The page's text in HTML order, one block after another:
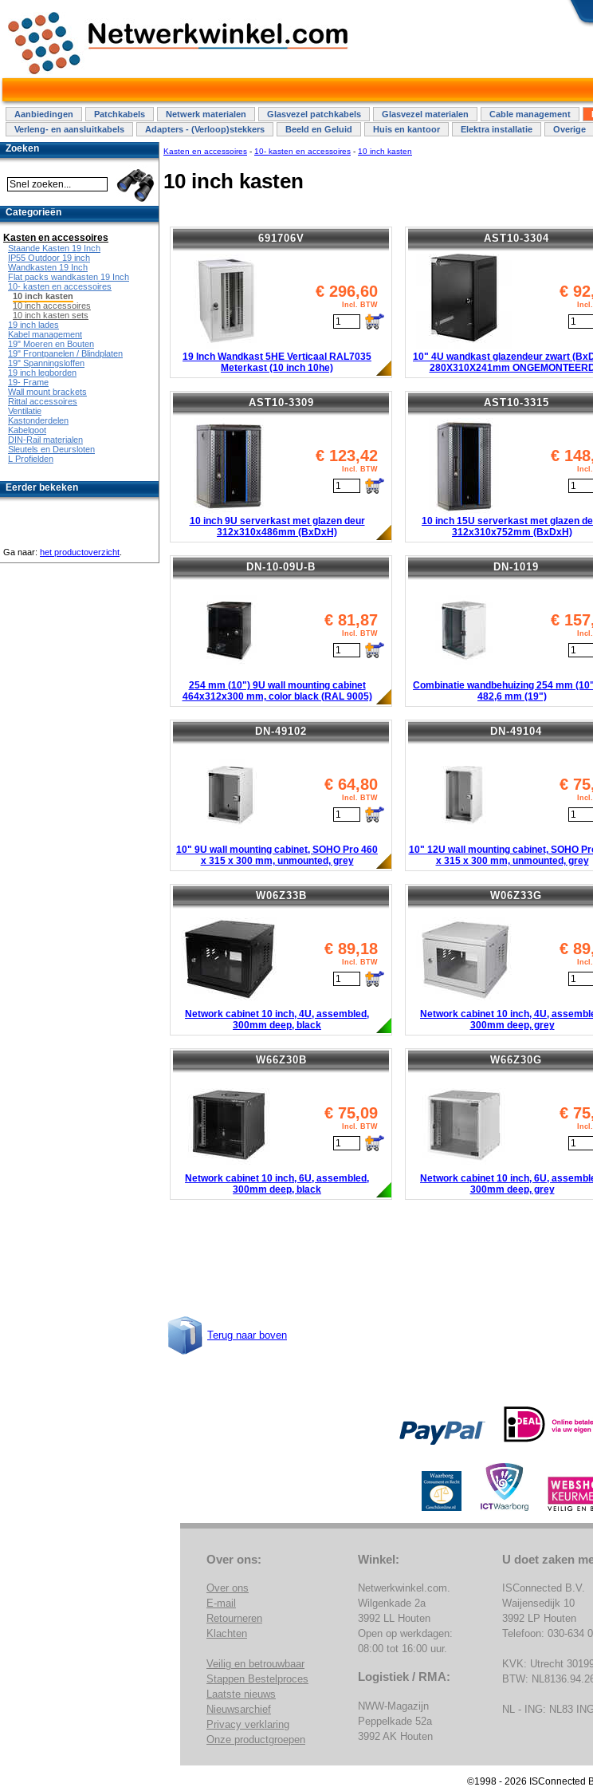
Aanbiedingen Patchkabels Netwerk materialen Glasvezel patchkabels Glasvezel materialen Cable management
Verleng- en aansluitkabels
Adapters - (Verloop)stekkers Beeld en Geluid Huis en kantoor Elektra installatie Overige
Kasten en accessoires - 10- kasten en accessoires - 10 inch kasten
10 inch kasten
691706V
€ 296,60
Incl. BTW
19 Inch Wandkast 5HE Verticaal RAL7035
Meterkast (10 inch 10he)
AST10-3304
€
10" 4U wandkast glazendeur zwart
280X310X241mm
AST10-3309
€ 123,42
Incl. BTW
10 inch 9U serverkast met glazen deur
312x310x486mm (BxDxH)
AST10-3315
€
10 inch 15U serverkast met glazen
312x310x752mm (BxDxH)
DN-10-09U-B
€ 81,87
Incl. BTW
254 mm (10") 9U wall mounting cabinet
464x312x300 mm, color black (RAL 9005)
DN-1019
€
Combinatie wandbehuizing 254 mm
482,6 mm (19")
DN-49102
€ 64,80
Incl. BTW
10" 9U wall mounting cabinet, SOHO Pro 460
x 315 x 300 mm, unmounted, grey
DN-49104
€
10" 12U wall mounting cabinet, SOHO
x 315 x 300 mm, unmounted, grey
W06Z33B
€ 89,18
Incl. BTW
Network cabinet 10 inch, 4U, assembled,
300mm deep, black
W06Z33G
€
Network cabinet 10 inch, 4U,
300mm deep, grey
W66Z30B
€ 75,09
Incl. BTW
Network cabinet 10 inch, 6U, assembled,
300mm deep, black
W66Z30G
€
Network cabinet 10 inch, 6U,
300mm deep, grey
Terug naar boven
Zoeken
Categorieën
Kasten en accessoires
Staande Kasten 19 Inch
IP55 Outdoor 19 inch
Wandkasten 19 Inch
Flat packs wandkasten 19 Inch
10- kasten en accessoires
10 inch kasten
10 inch accessoires
10 inch kasten sets
19 inch lades
Kabel management
19" Moeren en Bouten
19" Frontpanelen / Blindplaten
19" Spanningsloffen
19 inch legborden
19- Frame
Wall mount brackets
Rittal accessoires
Ventilatie
Kastonderdelen
Kabelgoot
DIN-Rail materialen
Sleutels en Deursloten
L Profielden
Eerder bekeken
Ga naar: het productoverzicht
Over ons:
Over ons
E-mail
Retourneren
Klachten
Veilig en betrouwbaar
Stappen Bestelproces
Laatste nieuws
Nieuwsarchief
Privacy verklaring
Onze productgroepen
Winkel:
Netwerkwinkel.com.
Wilgenkade 2a
3992 LL Houten
Open op werkdagen:
08:00 tot 16:00 uur.
Logistiek / RMA:
NWW-Magazijn
Peppelkade 52a
3992 AK Houten
U doet zaken
ISConnected B.V.
Waijensedijk 10
3992 LP Houten
Telefoon: 030-634
KVK: Utrecht
BTW:
NL - ING: NL83
©1998 - 2026 ISConnected